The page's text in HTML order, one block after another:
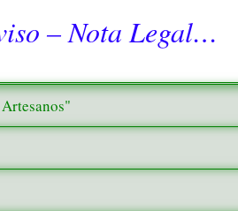
– Nota Legal…